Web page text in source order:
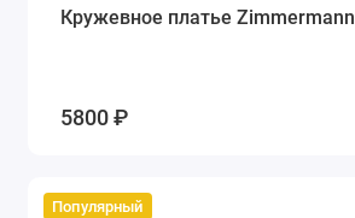
Кружевное платье Zimmermann
5800 ₽
Популярный